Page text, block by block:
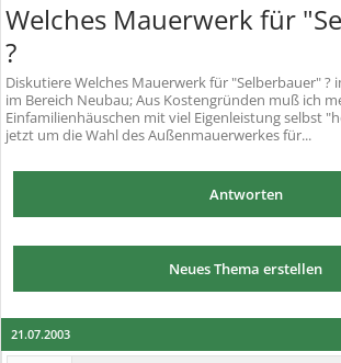
Welches Mauerwerk für
?
DiskutiereWelches Mauerwerk für "Selberbauer" ?
im Bereich Neubau; Aus Kostengründen muß ich
Einfamilienhäuschen mit viel Eigenleistung selbst
jetzt um die Wahl des Außenmauerwerkes für...
Antworten
Neues Thema erstellen
21.07.2003